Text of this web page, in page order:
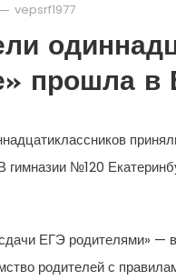
vepsrf1977
прошла в
гимназии №120
ЕГЭ родителями» —
родителей с